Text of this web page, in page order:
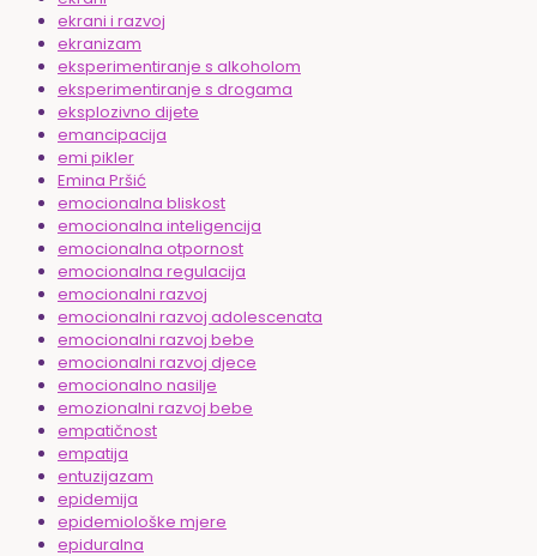
ekrani i razvoj
ekranizam
eksperimentiranje s alkoholom
eksperimentiranje s drogama
eksplozivno dijete
emancipacija
emi pikler
Emina Pršić
emocionalna bliskost
emocionalna inteligencija
emocionalna otpornost
emocionalna regulacija
emocionalni razvoj
emocionalni razvoj adolescenata
emocionalni razvoj bebe
emocionalni razvoj djece
emocionalno nasilje
emozionalni razvoj bebe
empatičnost
empatija
entuzijazam
epidemija
epidemiološke mjere
epiduralna